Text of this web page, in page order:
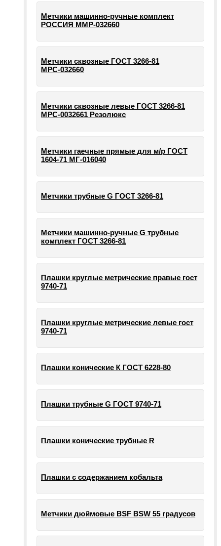
Метчики машинно-ручные комплект
РОССИЯ ММР-032660
Метчики сквозные ГОСТ 3266-81
МРС-032660
Метчики сквозные левые ГОСТ 3266-81
МРС-0032661 Резолюкс
Метчики гаечные прямые для м/р ГОСТ
1604-71 МГ-016040
Метчики трубные G ГОСТ 3266-81
Метчики машинно-ручные G трубные
комплект ГОСТ 3266-81
Плашки круглые метрические правые гост
9740-71
Плашки круглые метрические левые гост
9740-71
Плашки конические К ГОСТ 6228-80
Плашки трубные G ГОСТ 9740-71
Плашки конические трубные R
Плашки с содержанием кобальта
Метчики дюймовые BSF BSW 55 градусов